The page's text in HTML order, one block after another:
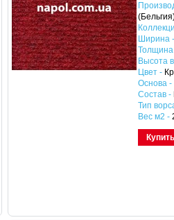
Ширина -
Высота
Цвет -
Основа -
Состав -
Тип
Вес м2 -
Купить